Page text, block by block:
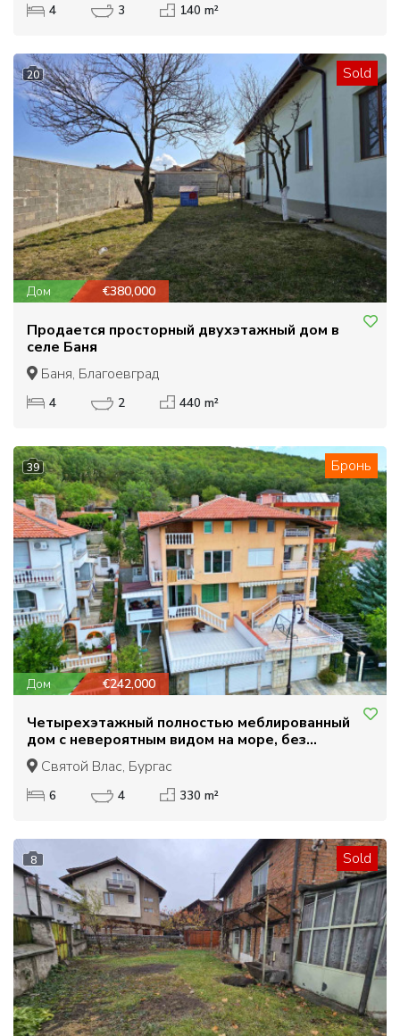
4 3 140 m²
20 Sold
Дом €380,000
Продается просторный двухэтажный дом в
селе Баня
Баня, Благоевград
4 2 440 m²
39 Бронь
Дом €242,000
Четырехэтажный полностью меблированный
дом с невероятным видом на море, без
поддержка.
Святой Влас, Бургас
6 4 330 m²
8 Sold